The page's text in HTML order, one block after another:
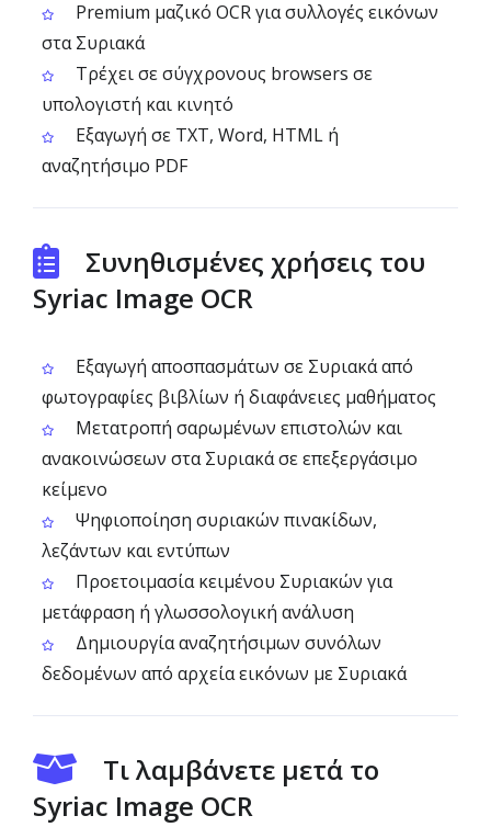
Premium μαζικό OCR για συλλογές εικόνων
στα Συριακά
Τρέχει σε σύγχρονους browsers σε
υπολογιστή και κινητό
Εξαγωγή σε TXT, Word, HTML ή
αναζητήσιμο PDF
Συνηθισμένες χρήσεις του
Syriac Image OCR
Εξαγωγή αποσπασμάτων σε Συριακά από
φωτογραφίες βιβλίων ή διαφάνειες μαθήματος
Μετατροπή σαρωμένων επιστολών και
ανακοινώσεων στα Συριακά σε επεξεργάσιμο
κείμενο
Ψηφιοποίηση συριακών πινακίδων,
λεζάντων και εντύπων
Προετοιμασία κειμένου Συριακών για
μετάφραση ή γλωσσολογική ανάλυση
Δημιουργία αναζητήσιμων συνόλων
δεδομένων από αρχεία εικόνων με Συριακά
Τι λαμβάνετε μετά το
Syriac Image OCR